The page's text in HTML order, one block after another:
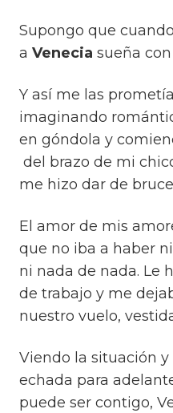
Supongo que
a Venecia sueña
Y así me las
imaginando
en góndola y
del brazo de mi
me hizo dar de
El amor de mis
que no iba a haber
ni nada de nada. Le
de trabajo y me
nuestro vuelo,
Viendo la situación
echada para
puede ser contigo,